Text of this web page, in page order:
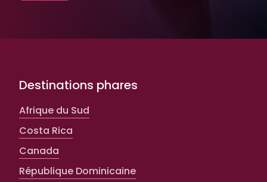
Destinations phares
Afrique du Sud
Costa Rica
Canada
République Dominicaine